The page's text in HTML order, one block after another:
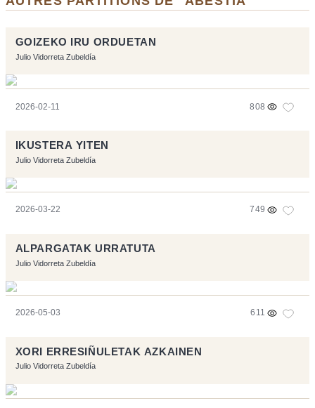
GOIZEKO IRU ORDUETAN
Julio Vidorreta Zubeldía
2026-02-11 808
IKUSTERA YITEN
Julio Vidorreta Zubeldía
2026-03-22 749
ALPARGATAK URRATUTA
Julio Vidorreta Zubeldía
2026-05-03 611
XORI ERRESIÑULETAK AZKAINEN
Julio Vidorreta Zubeldía